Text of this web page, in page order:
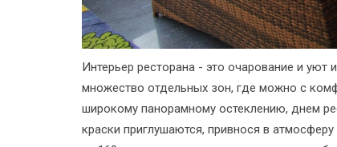
Интерьер ресторана - это очарование и
множество отдельных зон, где можно с
широкому панорамному остеклению, днем
краски приглушаются, привнося в